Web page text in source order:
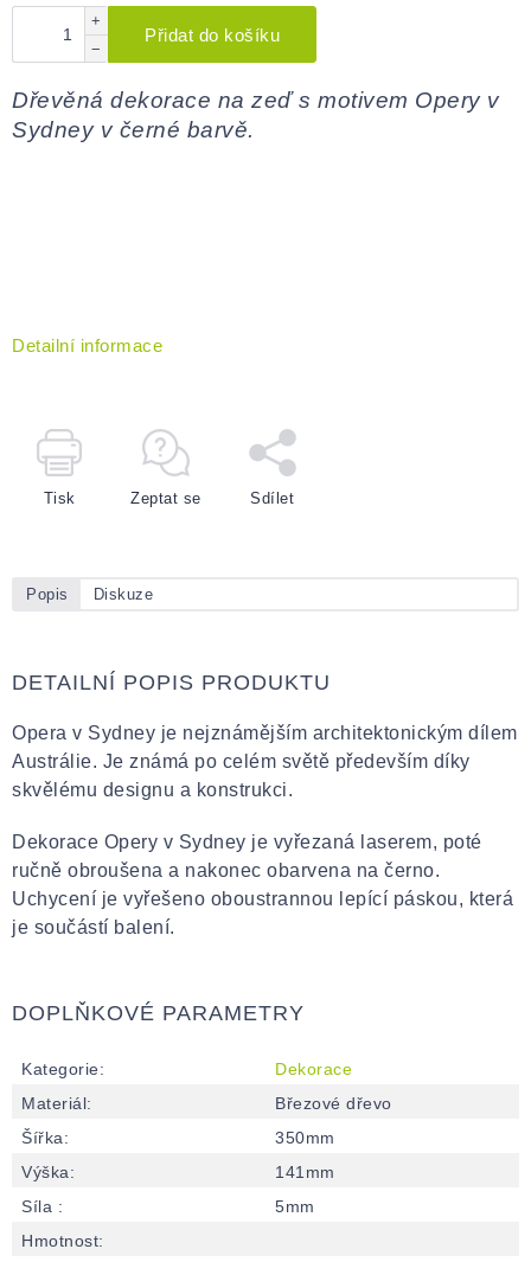
+
−
Přidat do košíku
Dřevěná dekorace na zeď s motivem Opery v
Sydney v černé barvě.
Detailní informace
Tisk Zeptat se Sdílet
Popis Diskuze
DETAILNÍ POPIS PRODUKTU
Opera v Sydney je nejznámějším architektonickým dílem
Austrálie. Je známá po celém světě především díky
skvělému designu a konstrukci.
Dekorace Opery v Sydney je vyřezaná laserem, poté
ručně obroušena a nakonec obarvena na černo.
Uchycení je vyřešeno oboustrannou lepící páskou, která
je součástí balení.
DOPLŇKOVÉ PARAMETRY
Kategorie:
Dekorace
Materiál:
Březové dřevo
Šířka:
350mm
Výška:
141mm
Síla :
5mm
Hmotnost: